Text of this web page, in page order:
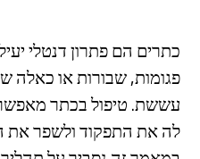
כתרים הם פתרון דנטלי
פגומות, שבורות או כאלה
עששת. טיפול בכתר
לה את התפקוד ולשפר